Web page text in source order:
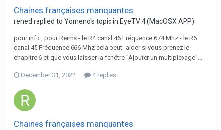
Chaines françaises manquantes
rened replied to Yomeno's topic in EyeTV 4 (MacOSX APP)
pour info , pour Reims - le R4 canal 46 Fréquence 674 Mhz - le R6
canal 45 Fréquence 666 Mhz cela peut -aider si vous prenez le
chapitre 6 et que vous laisser la fenêtre "Ajouter un multiplexage"...
December 31, 2022 4 replies
Chaines françaises manquantes